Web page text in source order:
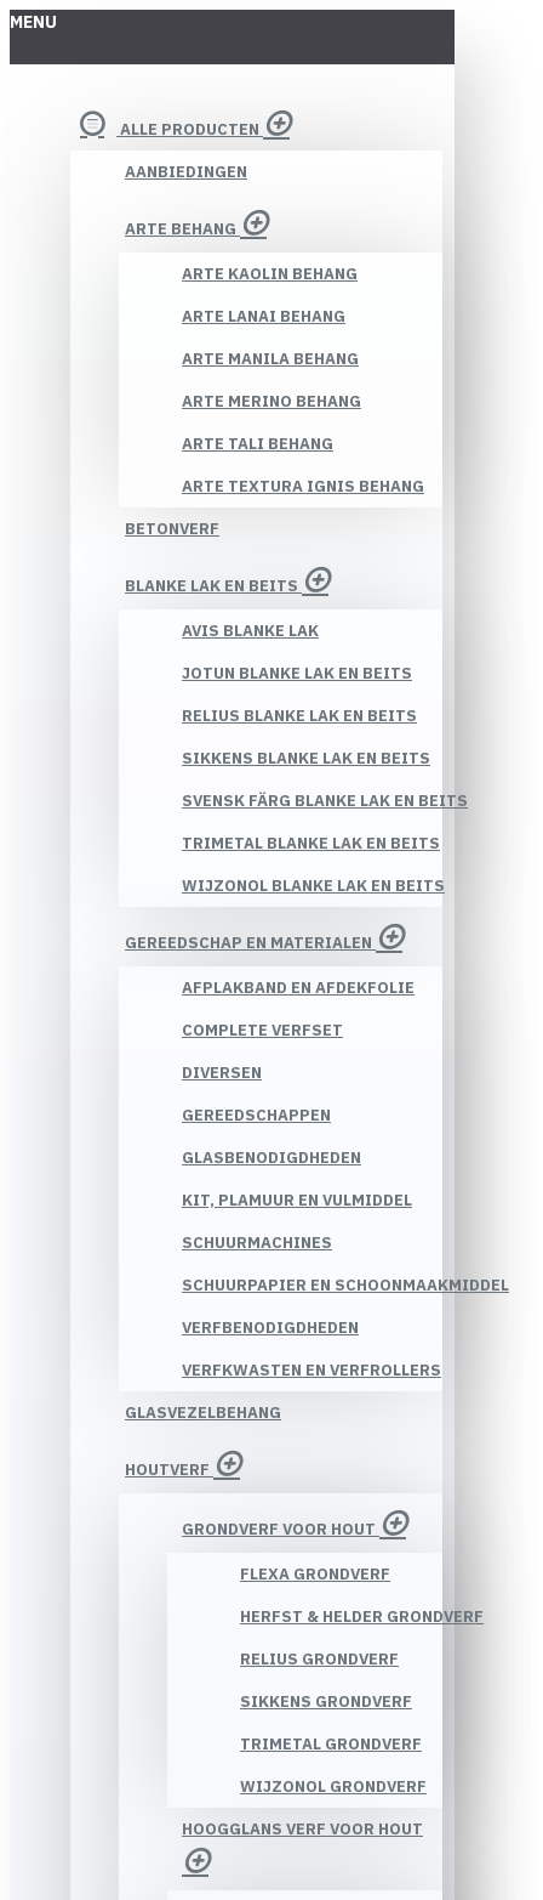
MENU
ALLE PRODUCTEN
AANBIEDINGEN
ARTE BEHANG
ARTE KAOLIN BEHANG
ARTE LANAI BEHANG
ARTE MANILA BEHANG
ARTE MERINO BEHANG
ARTE TALI BEHANG
ARTE TEXTURA IGNIS BEHANG
BETONVERF
BLANKE LAK EN BEITS
AVIS BLANKE LAK
JOTUN BLANKE LAK EN BEITS
RELIUS BLANKE LAK EN BEITS
SIKKENS BLANKE LAK EN BEITS
SVENSK FÄRG BLANKE LAK EN BEITS
TRIMETAL BLANKE LAK EN BEITS
WIJZONOL BLANKE LAK EN BEITS
GEREEDSCHAP EN MATERIALEN
AFPLAKBAND EN AFDEKFOLIE
COMPLETE VERFSET
DIVERSEN
GEREEDSCHAPPEN
GLASBENODIGDHEDEN
KIT, PLAMUUR EN VULMIDDEL
SCHUURMACHINES
SCHUURPAPIER EN SCHOONMAAKMIDDEL
VERFBENODIGDHEDEN
VERFKWASTEN EN VERFROLLERS
GLASVEZELBEHANG
HOUTVERF
GRONDVERF VOOR HOUT
FLEXA GRONDVERF
HERFST & HELDER GRONDVERF
RELIUS GRONDVERF
SIKKENS GRONDVERF
TRIMETAL GRONDVERF
WIJZONOL GRONDVERF
HOOGGLANS VERF VOOR HOUT